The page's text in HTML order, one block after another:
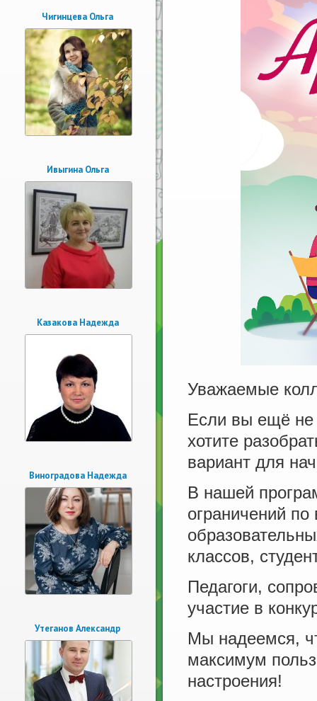
Чигинцева Ольга
Ивыгина Ольга
Казакова Надежда
Виноградова Надежда
Утеганов Александр
Уважаемые
Если вы ещё не
хотите
вариант для
В нашей
ограничений
классов,
Педагоги,
участие в
Мы надеемся,
максимум
настроения!